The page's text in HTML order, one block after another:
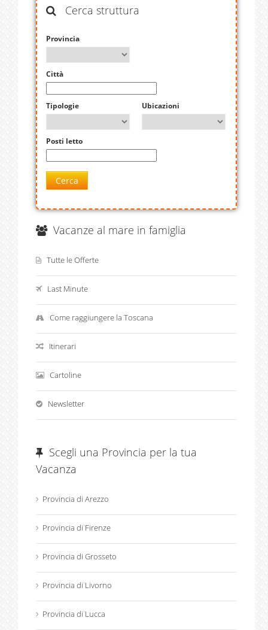
Cerca struttura
Provincia
Città
Tipologie Ubicazioni
Posti letto
Cerca
Vacanze al mare in famiglia
Tutte le Offerte
Last Minute
Come raggiungere la Toscana
Itinerari
Cartoline
Newsletter
Scegli una Provincia per la tua
Vacanza
Provincia di Arezzo
Provincia di Firenze
Provincia di Grosseto
Provincia di Livorno
Provincia di Lucca